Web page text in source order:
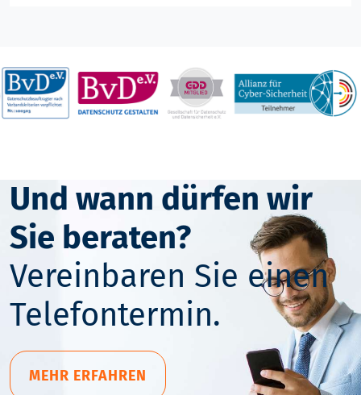
Und wann dürfen wir
Sie beraten?
Vereinbaren Sie einen
Telefontermin.
MEHR ERFAHREN